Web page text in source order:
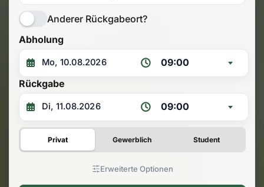
Anderer Rückgabeort?
Abholung
09:00
Rückgabe
09:00
Privat Gewerblich Student
Erweiterte Optionen